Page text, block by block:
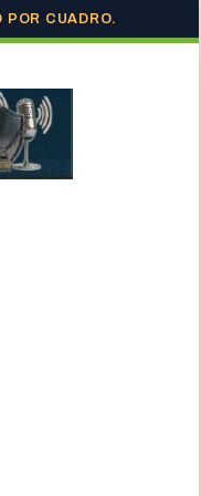
POR CUADRO.